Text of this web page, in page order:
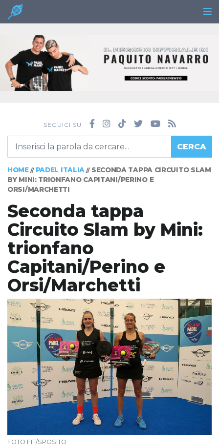
SEGUICI SU
CERCA
HOME// PADEL ITALIA // SECONDA TAPPA CIRCUITO SLAM
BY MINI: TRIONFANO CAPITANI/PERINO E
ORSI/MARCHETTI
Seconda tappa
Circuito Slam by Mini:
trionfano
Capitani/Perino e
Orsi/Marchetti
FOTO FIT/SPOSITO